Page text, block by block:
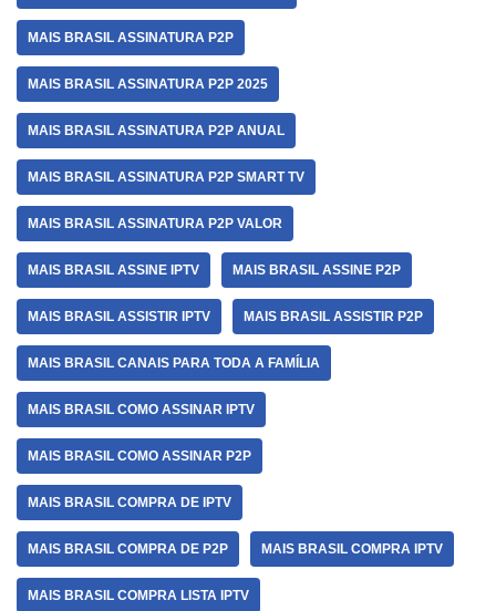
MAIS BRASIL ASSINATURA P2P
MAIS BRASIL ASSINATURA P2P 2025
MAIS BRASIL ASSINATURA P2P ANUAL
MAIS BRASIL ASSINATURA P2P SMART TV
MAIS BRASIL ASSINATURA P2P VALOR
MAIS BRASIL ASSINE IPTV MAIS BRASIL ASSINE P2P
MAIS BRASIL ASSISTIR IPTV MAIS BRASIL ASSISTIR P2P
MAIS BRASIL CANAIS PARA TODA A FAMÍLIA
MAIS BRASIL COMO ASSINAR IPTV
MAIS BRASIL COMO ASSINAR P2P
MAIS BRASIL COMPRA DE IPTV
MAIS BRASIL COMPRA DE P2P MAIS BRASIL COMPRA IPTV
MAIS BRASIL COMPRA LISTA IPTV